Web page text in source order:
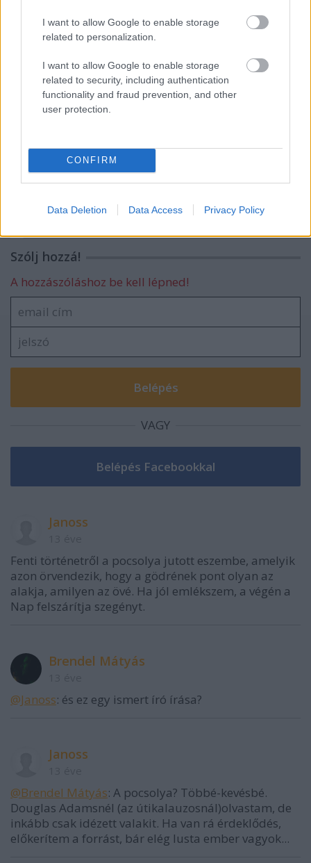
I want to allow Google to enable storage
related to personalization.
I want to allow Google to enable storage
related to security, including authentication
functionality and fraud prevention, and other
user protection.
CONFIRM
Data Deletion Data Access Privacy Policy
Mennyire beteg már az, hogy isten
nekünk?
Az álszent, gerinctelen Bayer Zsóti esete
blog.hu facebook
Szólj hozzá!
A hozzászóláshoz be kell lépned!
VAGY
Janoss
Fenti történetről a pocsolya jutott eszembe, amelyik
azon örvendezik, hogy a gödrének pont olyan az
alakja, amilyen az övé. Ha jól emlékszem, a végén a
Nap felszárítja szegényt.
Brendel Mátyás
@Janoss: és ez egy ismert író írása?
Janoss
@Brendel Mátyás: A pocsolya? Többé-kevésbé.
Douglas Adamsnél (az útikalauzosnál)olvastam, de
inkább csak idézett valakit. Ha van rá érdeklődés,
előkerítem a forrást, bár elég lusta ember vagyok...